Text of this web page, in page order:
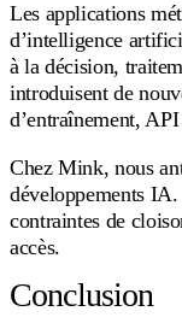
Les applications
d’intelligence
à la décision,
introduisent de
d’entraînement,
Chez Mink, nous
développements IA.
contraintes de
accès.
Conclusion